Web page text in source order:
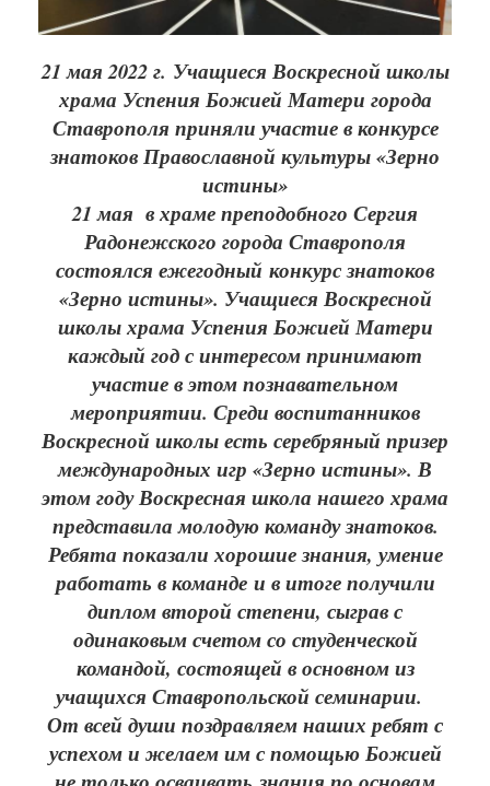
21 мая 2022 г. Учащиеся Воскресной школы
храма Успения Божией Матери города
Ставрополя приняли участие в конкурсе
знатоков Православной культуры «Зерно
истины»
21 мая в храме преподобного Сергия
Радонежского города Ставрополя
состоялся ежегодный конкурс знатоков
«Зерно истины». Учащиеся Воскресной
школы храма Успения Божией Матери
каждый год с интересом принимают
участие в этом познавательном
мероприятии. Среди воспитанников
Воскресной школы есть серебряный призер
международных игр «Зерно истины». В
этом году Воскресная школа нашего храма
представила молодую команду знатоков.
Ребята показали хорошие знания, умение
работать в команде и в итоге получили
диплом второй степени, сыграв с
одинаковым счетом со студенческой
командой, состоящей в основном из
учащихся Ставропольской семинарии.
От всей души поздравляем наших ребят с
успехом и желаем им с помощью Божией